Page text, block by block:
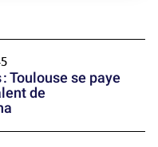
Toulouse se paye
de